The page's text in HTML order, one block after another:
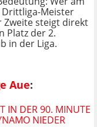
Drittliga-Meister
Zweite steigt direkt
Platz der 2.
in der Liga.
Aue:
IN DER 90. MINUTE
NIEDER